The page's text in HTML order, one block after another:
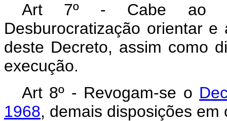
Art 7º - Cabe ao
Desburocratização orientar
deste Decreto, assim como
execução.
Art 8º - Revogam-se o
1968, demais disposições em